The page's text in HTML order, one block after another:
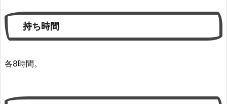
持ち時間
各8時間。